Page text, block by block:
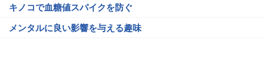
キノコで血糖値スパイクを防ぐ
メンタルに良い影響を与える趣味